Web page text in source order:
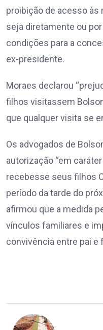
proibição de acesso às
seja diretamente ou
condições para a
ex-presidente.
Moraes declarou
filhos visitassem
que qualquer visita se
Os advogados de
autorização “em
recebesse seus filhos
período da tarde do
afirmou que a medida
vínculos familiares e
convivência entre pai e